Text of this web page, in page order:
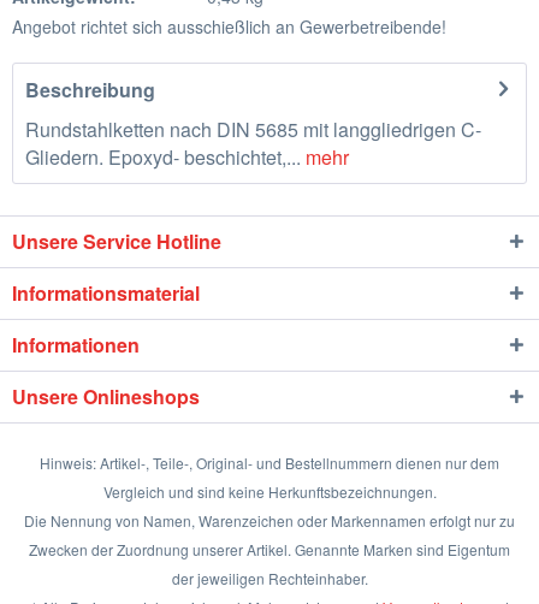
Angebot richtet sich ausschießlich an Gewerbetreibende!
Beschreibung
Rundstahlketten nach DIN 5685 mit langgliedrigen C-
Gliedern. Epoxyd- beschichtet,... mehr
Unsere Service Hotline
Informationsmaterial
Informationen
Unsere Onlineshops
Hinweis: Artikel-, Teile-, Original- und Bestellnummern dienen nur dem
Vergleich und sind keine Herkunftsbezeichnungen.
Die Nennung von Namen, Warenzeichen oder Markennamen erfolgt nur zu
Zwecken der Zuordnung unserer Artikel. Genannte Marken sind Eigentum
der jeweiligen Rechteinhaber.